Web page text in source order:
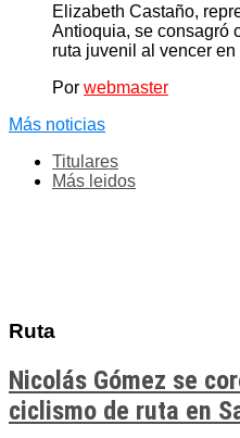
Elizabeth Castaño,
Antioquia, se consagró
ruta juvenil al vencer en
Por webmaster
Más noticias
Titulares
Más leidos
Ruta
Nicolás Gómez se
ciclismo de ruta en